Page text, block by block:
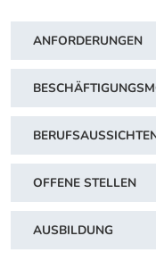
ANFORDERUNGEN
OFFENE STELLEN
AUSBILDUNG